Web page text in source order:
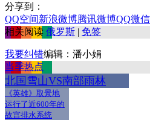
分享到：
QQ空间新浪微博腾讯微博QQ微信
相关阅读 俄罗斯 | 免签
我要纠错编辑：潘小娟
当季热点
北国雪山VS南部雨林
《英雄》取景地
运行了近600年的
故宫排水系统